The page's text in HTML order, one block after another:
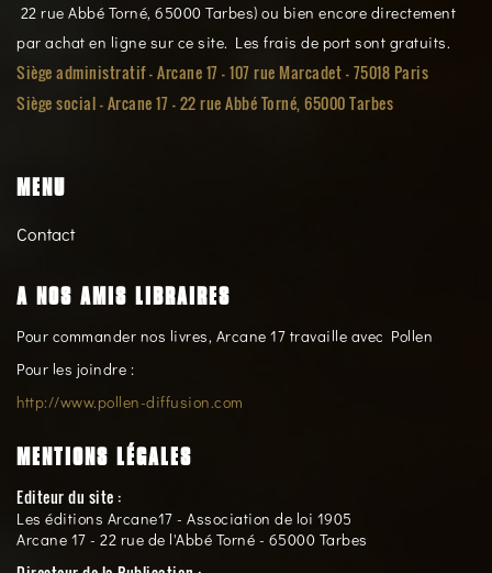
22 rue Abbé Torné, 65000 Tarbes) ou bien encore directement
par achat en ligne sur ce site. Les frais de port sont gratuits.
Siège administratif - Arcane 17 - 107 rue Marcadet - 75018 Paris
Siège social -Arcane 17 - 22 rue Abbé Torné, 65000 Tarbes
MENU
Contact
A NOS AMIS LIBRAIRES
Pour commander nos livres, Arcane 17 travaille avec Pollen
Pour les joindre :
http://www.pollen-diffusion.com
MENTIONS LÉGALES
Editeur du site :
Les éditions Arcane17 - Association de loi 1905
Arcane 17 - 22 rue de l'Abbé Torné - 65000 Tarbes